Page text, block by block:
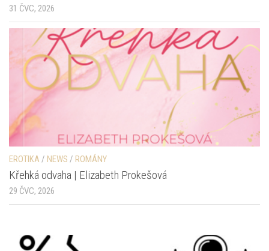
31 ČVC, 2026
EROTIKA / NEWS / ROMÁNY
Křehká odvaha | Elizabeth Prokešová
29 ČVC, 2026